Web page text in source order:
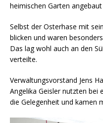
heimischen Garten
Selbst der Osterhase mit
blicken und waren
Das lag wohl auch an den
verteilte.
Verwaltungsvorstand Jens
Angelika Geisler nutzten bei
die Gelegenheit und kamen